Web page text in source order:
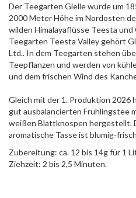
Der Teegarten Gielle wurde um
2000 Meter Höhe im Nordosten
wilden Himalayaflüsse Teesta und
Teegarten Teesta Valley gehört
Ltd.. In dem Teegarten stehen
Teepflanzen und werden von
und dem frischen Wind des
Gleich mit der 1. Produktion 2026
gut ausbalancierten Frühlingstee
weißen Blattknospen hergestellt.
aromatische Tasse ist blumig-
Zubereitung: ca. 12 bis 14g für 1
Ziehzeit: 2 bis 2,5 Minuten.